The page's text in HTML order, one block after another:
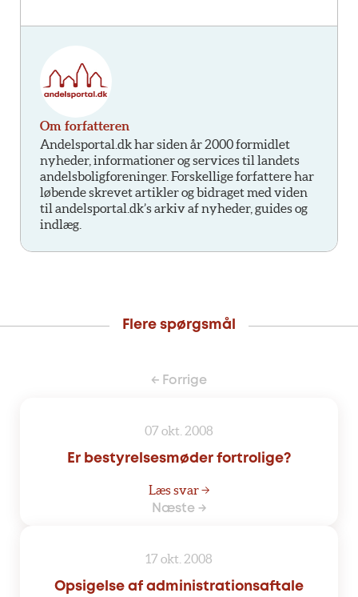
Om forfatteren
Andelsportal.dk har siden år 2000 formidlet
nyheder, informationer og services til landets
andelsboligforeninger. Forskellige forfattere har
løbende skrevet artikler og bidraget med viden
til andelsportal.dk’s arkiv af nyheder, guides og
indlæg.
Flere spørgsmål
← Forrige
07 okt. 2008
Er bestyrelsesmøder fortrolige?
Læs svar →
Næste →
17 okt. 2008
Opsigelse af administrationsaftale